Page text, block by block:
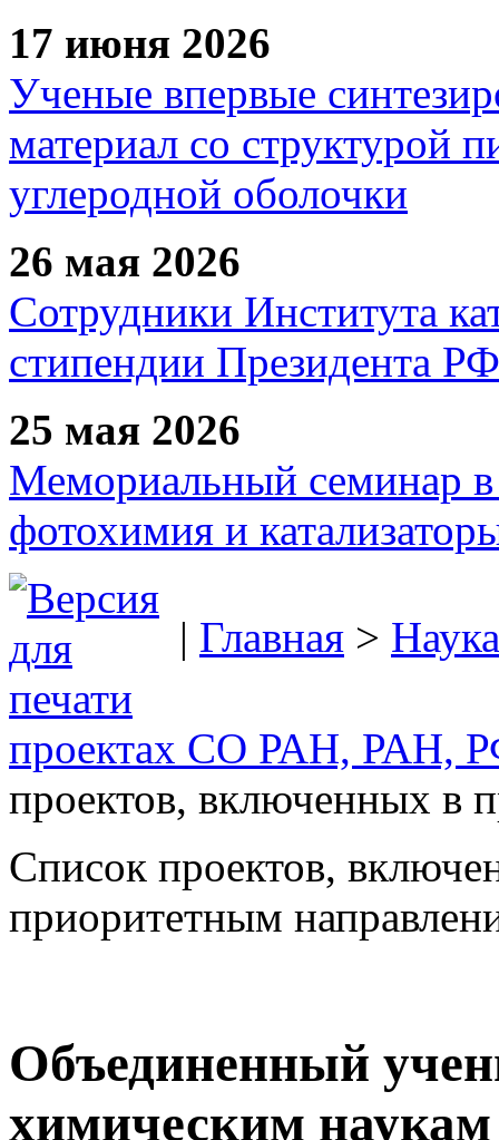
17 июня 2026
Ученые впервые
материал со структурой
углеродной оболочки
26 мая 2026
Сотрудники Института
стипендии Президента РФ
25 мая 2026
Мемориальный семинар в
фотохимия и
| Главная > Наука
проектах СО РАН, РАН,
проектов, включенных
Список проектов,
приоритетным
Объединенный
химическим наукам